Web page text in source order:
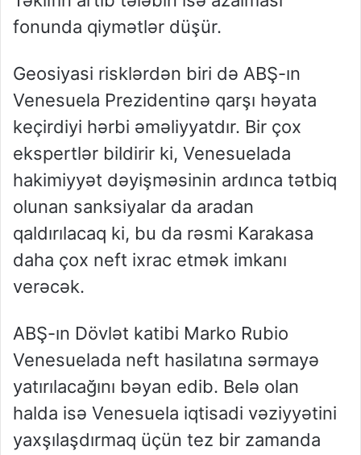
fonunda qiymətlər düşür.
Geosiyasi risklərdən biri də ABŞ-ın
Venesuela Prezidentinə qarşı həyata
keçirdiyi hərbi əməliyyatdır. Bir çox
ekspertlər bildirir ki, Venesuelada
hakimiyyət dəyişməsinin ardınca tətbiq
olunan sanksiyalar da aradan
qaldırılacaq ki, bu da rəsmi Karakasa
daha çox neft ixrac etmək imkanı
verəcək.
ABŞ-ın Dövlət katibi Marko Rubio
Venesuelada neft hasilatına sərmayə
yatırılacağını bəyan edib. Belə olan
halda isə Venesuela iqtisadi vəziyyətini
yaxşılaşdırmaq üçün tez bir zamanda